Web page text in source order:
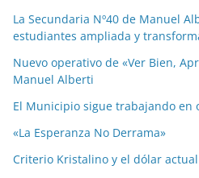
La Secundaria Nº40 de Manuel
estudiantes ampliada y
Nuevo operativo de «Ver Bien,
Manuel Alberti
El Municipio sigue trabajando en
«La Esperanza No Derrama»
Criterio Kristalino y el dólar